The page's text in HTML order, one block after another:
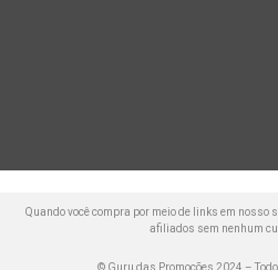
Quando você compra por meio de links em
afiliados sem nenhum
© Guru das Promoções 2024 –